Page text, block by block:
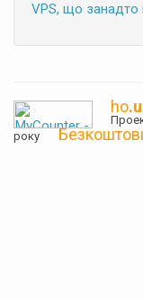
VPS, що занадто
ho
року